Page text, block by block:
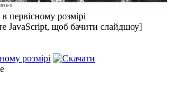
JavaScript, щоб бачити слайдшоу]